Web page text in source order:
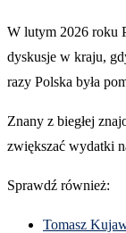
W lutym 2026 roku
dyskusje w kraju,
razy Polska była
Znany z biegłej
zwiększać wydatki
Sprawdź również:
Tomasz